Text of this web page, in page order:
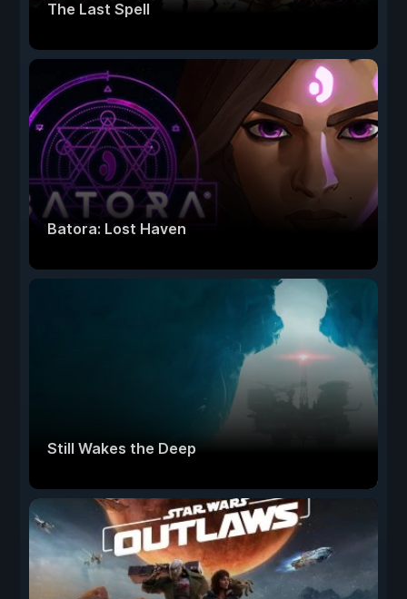
The Last Spell
Batora: Lost Haven
Still Wakes the Deep